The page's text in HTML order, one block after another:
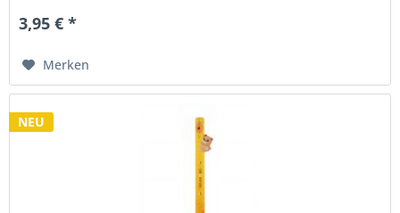
3,95 € *
Merken
NEU